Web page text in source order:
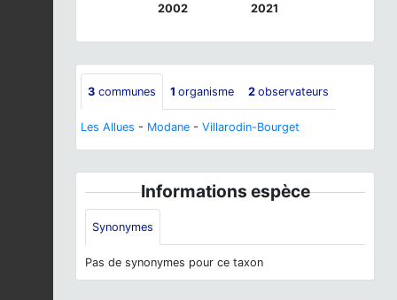
2002 2021
3 communes 1 organisme 2 observateurs
Les Allues - Modane - Villarodin-Bourget
Informations espèce
Synonymes
Pas de synonymes pour ce taxon